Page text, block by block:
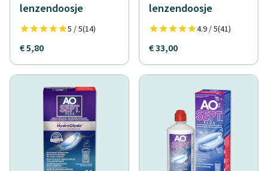
lenzendoosje
5 / 5(14)
€ 5,80
lenzendoosje
4.9 / 5(41)
€ 33,00